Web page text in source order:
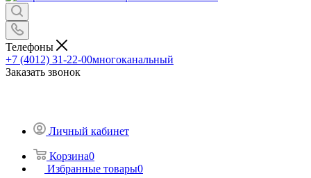
Телефоны
+7 (4012) 31-22-00многоканальный
Заказать звонок
Личный кабинет
Корзина0
Избранные товары0